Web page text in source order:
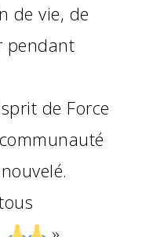
de vie, de
pendant
de Force